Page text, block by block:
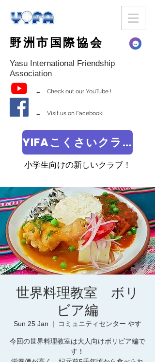
野洲市国際協会
Yasu International Friendship
Association
← Check out our YouTube !
← Visit us on Facebook!
YIFAこくさいクラブ
小学生向けの新しいクラブ！
世界料理教室 ボリ
ビア編
Sun 25 Jan
  |
コミュニティセンター やす
今回の世界料理教室は大人向けボリビア編で
す！